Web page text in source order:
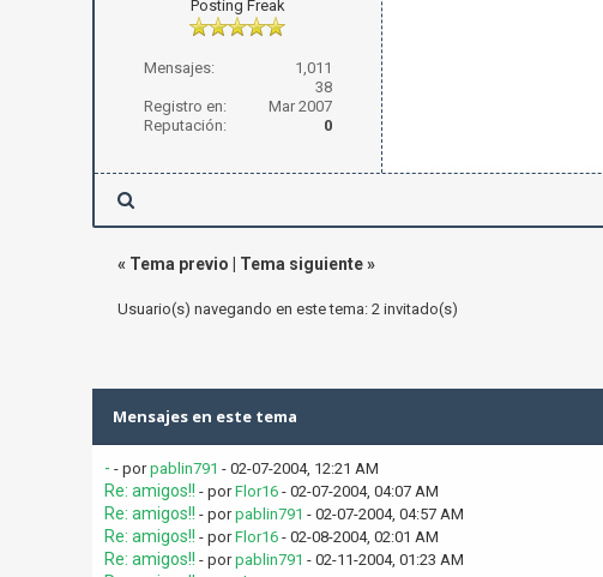
Posting Freak
Mensajes:
1,011
38
Registro en:
Mar 2007
Reputación:
0
« Tema previo Tema siguiente»
Usuario(s) navegando en este tema: 2 invitado(s)
Mensajes en este tema
- - porpablin791 - 02-07-2004, 12:21 AM
Re: amigos!! - porFlor16- 02-07-2004, 04:07 AM
Re: amigos!! - porpablin791 - 02-07-2004, 04:57 AM
Re: amigos!! - porFlor16- 02-08-2004, 02:01 AM
Re: amigos!! - porpablin791 - 02-11-2004, 01:23 AM